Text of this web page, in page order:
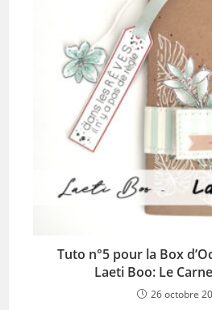
Tuto n°5 pour la Box
Laeti Boo: Le
26 octobre